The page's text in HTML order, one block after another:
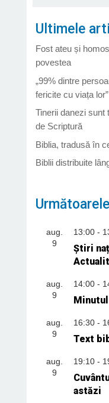
Ultimele
Fost ateu și
povestea
„99% dintre
fericite cu viața lor”
Tinerii danezi sunt
de Scriptură
Biblia, tradusă în
Biblii distribuite
aug.
9
13:00-
Știri
aug.
9
14:00-
aug.
9
16:30-
Text
aug.
9
19:10-
astăzi